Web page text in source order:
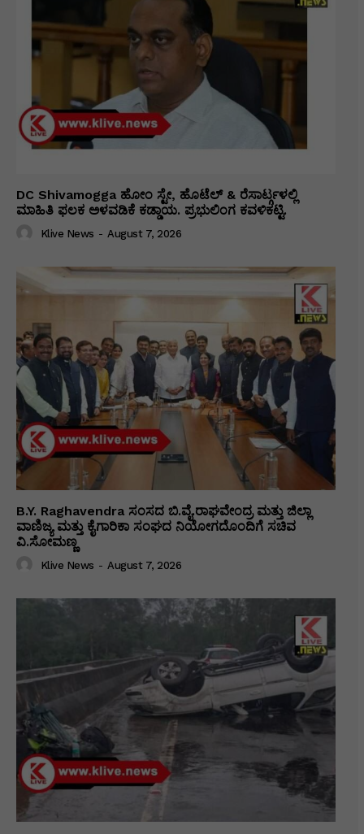
DC Shivamogga ಹೋಂ ಸ್ಟೇ, ಹೊಟೆಲ್ & ರೆಸಾರ್ಟ್ಗಳಲ್ಲಿ
ಮಾಹಿತಿ ಫಲಕ ಅಳವಡಿಕೆ ಕಡ್ಡಾಯ. ಪ್ರಭುಲಿಂಗ ಕವಳಿಕಟ್ಟಿ.
Klive News - August 7, 2026
B.Y. Raghavendra ಸಂಸದ ಬಿ.ವೈ.ರಾಘವೇಂದ್ರ ಮತ್ತು ಜಿಲ್ಲಾ
ವಾಣಿಜ್ಯ ಮತ್ತು ಕೈಗಾರಿಕಾ ಸಂಘದ ನಿಯೋಗದೊಂದಿಗೆ ಸಚಿವ
ವಿ‌.ಸೋಮಣ್ಣ
Klive News - August 7, 2026